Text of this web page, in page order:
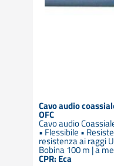
Cavo audio
OFC
Cavo audio
• Flessibile •
resistenza ai raggi
Bobina 100 m | a
CPR: Eca